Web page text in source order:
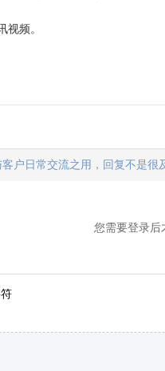
频。
户日常交流之用，回复不是
您需要登录